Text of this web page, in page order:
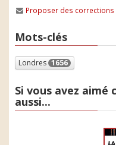
Proposer des corrections
Mots-clés
Londres 1656
Si vous avez aimé
aussi...